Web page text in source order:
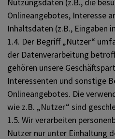
Onlineangebotes, Interesse
Inhaltsdaten (z.B., Eingaben
1.4. Der Begriff „Nutzer“
der Datenverarbeitung
gehören unsere
Interessenten und sonstige
Onlineangebotes. Die
wie z.B. „Nutzer“ sind
1.5. Wir verarbeiten
Nutzer nur unter Einhaltung